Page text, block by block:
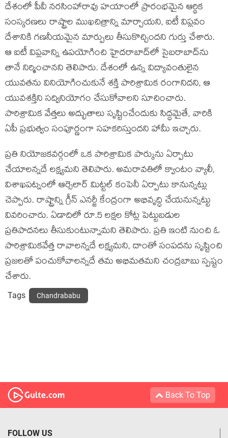
దేశంలో పీవీ నరసింహారావు హయాంలో ప్రారంభమైన ఆర్థిక
సంస్కరణలు రాష్ట్రాల ముఖచిత్రాన్ని మార్చాయని, ఐటీ విప్లవం
దేశానికి గణనీయమైన మార్పులు తీసుకొచ్చిందని గుర్తు చేశారు.
ఆ ఐటీ విప్లవాన్ని ఉపయోగించి హైదరాబాద్‌లో సైబరాబాద్‌ను
తానే నిర్మించానని తెలిపారు. దేశంలో ఉన్న విద్యావంతులైన
యువతను వినియోగించుకునే శక్తి పారిశ్రామిక రంగానిదని, ఆ
యువశక్తిని సద్వినియోగం చేసుకోవాలని సూచించారు.
పారిశ్రామిక వేత్తలు అద్భుతాలు సృష్టించేందుకు సిద్ధమైతే, వారికి
ఏపీ ప్రభుత్వం సంపూర్ణంగా సహకరిస్తుందని హామీ ఇచ్చారు.
ప్రతి నియోజకవర్గంలో ఒక పారిశ్రామిక పార్కును ఏర్పాటు
చేయాలన్నదే లక్ష్యమని తెలిపారు. అమరావతిలో క్వాంటం వ్యాలీ,
విశాఖపట్నంలో ఆర్సెలార్ మిట్టల్ కంపెనీ ఏర్పాటు కానున్నట్లు
చెప్పారు. రాష్ట్రాన్ని గ్రీన్ ఎనర్జీ కేంద్రంగా అభివృద్ధి చేయనున్నట్టు
వివరించారు. ఏడాదిలో రూ.5 లక్షల కోట్ల పెట్టుబడుల
ప్రతిపాదనలు తీసుకుంటున్నామని తెలిపారు. ప్రతి ఇంటి నుంచి ఓ
పారిశ్రామికవేత్త రావాలన్నదే లక్ష్యమని, దాంతో సంపదను సృష్టించి
ప్రజలతో పంచుకోవాలన్నదే తమ అభిమతమని చంద్రబాబు స్పష్టం
చేశారు.
Tags Chandrababu
Back To Top
FOLLOW US